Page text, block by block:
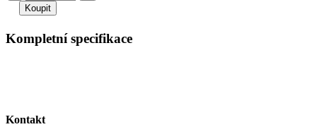
Kompletní specifikace
Kontakt